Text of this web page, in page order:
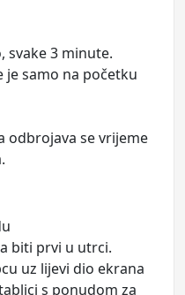
svake 3 minute.
je samo na početku
odbrojava se vrijeme
biti prvi u utrci.
uz lijevi dio ekrana
s ponudom za